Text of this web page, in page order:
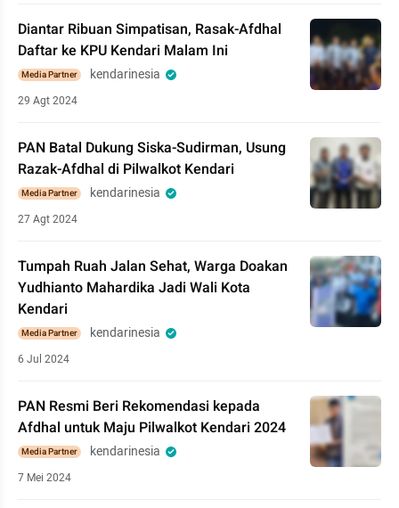
Diantar Ribuan Simpatisan, Rasak-Afdhal
Daftar ke KPU Kendari Malam Ini
Media Partner kendarinesia
29 Agt 2024
PAN Batal Dukung Siska-Sudirman, Usung
Razak-Afdhal di Pilwalkot Kendari
Media Partner kendarinesia
27 Agt 2024
Tumpah Ruah Jalan Sehat, Warga Doakan
Yudhianto Mahardika Jadi Wali Kota
Kendari
Media Partner kendarinesia
6 Jul 2024
PAN Resmi Beri Rekomendasi kepada
Afdhal untuk Maju Pilwalkot Kendari 2024
Media Partner kendarinesia
7 Mei 2024